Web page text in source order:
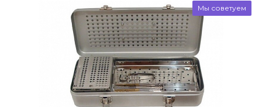
Мы советуем